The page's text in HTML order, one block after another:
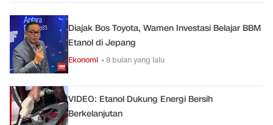
Diajak Bos Toyota, Wamen Investasi Belajar BBM
Etanol di Jepang
Ekonomi • 8 bulan yang lalu
VIDEO: Etanol Dukung Energi Bersih
Berkelanjutan